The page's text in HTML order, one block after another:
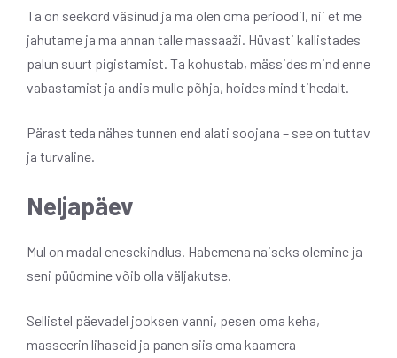
Ta on seekord väsinud ja ma olen oma perioodil, nii et me
jahutame ja ma annan talle massaaži. Hüvasti kallistades
palun suurt pigistamist. Ta kohustab, mässides mind enne
vabastamist ja andis mulle põhja, hoides mind tihedalt.
Pärast teda nähes tunnen end alati soojana – see on tuttav
ja turvaline.
Neljapäev
Mul on madal enesekindlus. Habemena naiseks olemine ja
seni püüdmine võib olla väljakutse.
Sellistel päevadel jooksen vanni, pesen oma keha,
masseerin lihaseid ja panen siis oma kaamera